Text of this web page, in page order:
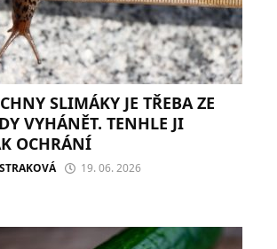
SLIMÁKY JE TŘEBA ZE
VYHÁNĚT. TENHLE JI
OCHRÁNÍ
19. 06. 2026